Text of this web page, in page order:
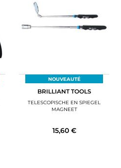
NOUVEAUTÉ
BRILLIANT TOOLS
TELESCOPISCHE EN SPIEGEL
MAGNEET
15,60 €